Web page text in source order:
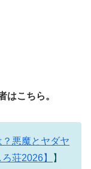
はこちら。
悪魔とヤダヤ
荘2026】
】